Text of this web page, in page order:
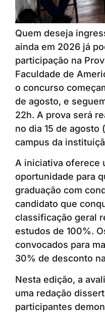
Quem deseja
ainda em 2026 já
participação na
Faculdade de
o concurso
de agosto, e
22h. A prova será
no dia 15 de agosto
campus da
A iniciativa oferece
oportunidade para
graduação com
candidato que
classificação geral
estudos de 100%.
convocados para
30% de desconto
Nesta edição, a
uma redação
participantes